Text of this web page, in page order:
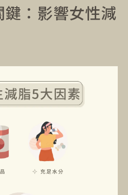
鍵：影響女性減